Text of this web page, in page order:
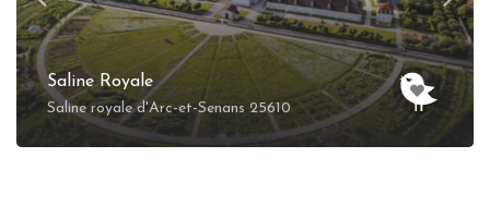
Saline Royale
Saline royale d'Arc-et-Senans 25610